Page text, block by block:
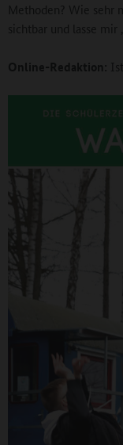
Methoden? Wie sehr
sichtbar und lasse mir
Online-Redaktion: